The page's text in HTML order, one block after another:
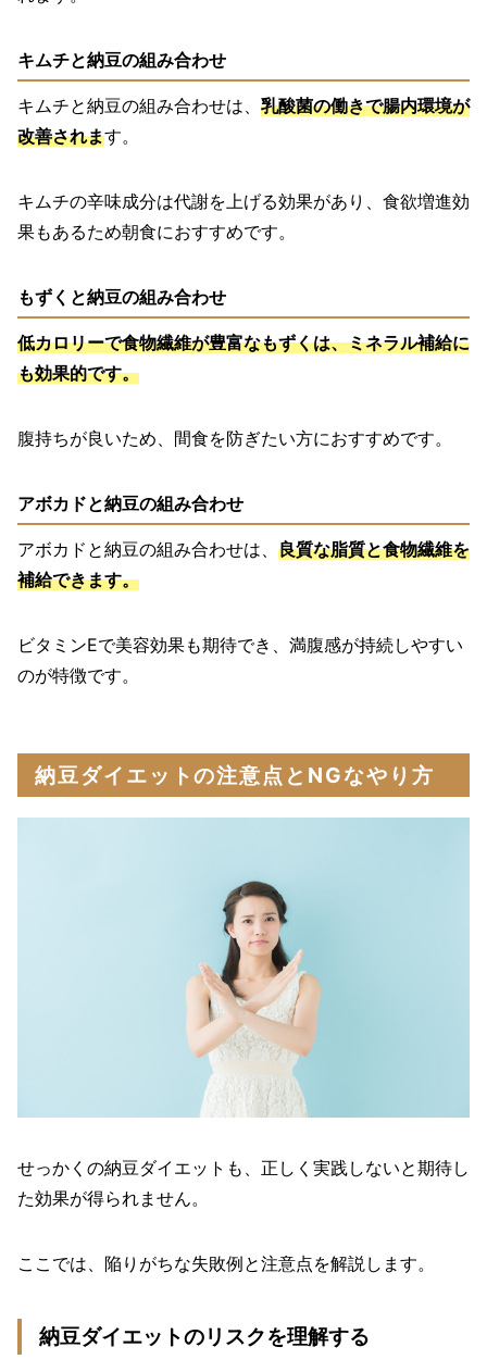
キムチと納豆の組み合わせ
キムチと納豆の組み合わせは、 乳酸菌の働きで腸内環境が
改善されます。
キムチの辛味成分は代謝を上げる効果があり、食欲増進効
果もあるため朝食におすすめです。
もずくと納豆の組み合わせ
低カロリーで食物繊維が豊富なもずくは、ミネラル補給に
も効果的です。
腹持ちが良いため、間食を防ぎたい方におすすめです。
アボカドと納豆の組み合わせ
アボカドと納豆の組み合わせは、 良質な脂質と食物繊維を
補給できます。
ビタミンEで美容効果も期待でき、満腹感が持続しやすい
のが特徴です。
納豆ダイエットの注意点とNGなやり方
せっかくの納豆ダイエットも、正しく実践しないと期待し
た効果が得られません。
ここでは、陥りがちな失敗例と注意点を解説します。
納豆ダイエットのリスクを理解する